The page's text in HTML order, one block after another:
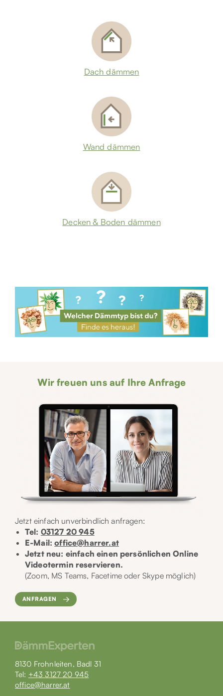
Dach dämmen
Wand dämmen
Decken & Boden dämmen
Wir freuen uns auf Ihre Anfrage
Jetzt einfach unverbindlich anfragen:
Tel: 03127 20 945
E-Mail:office@harrer.at
Jetzt neu: einfach einen persönlichen Online
Videotermin reservieren.
(Zoom, MS Teams, Facetime oder Skype möglich)
ANFRAGEN
8130 Frohnleiten, Badl 31
Tel: +43 3127 20 945
office@harrer.at